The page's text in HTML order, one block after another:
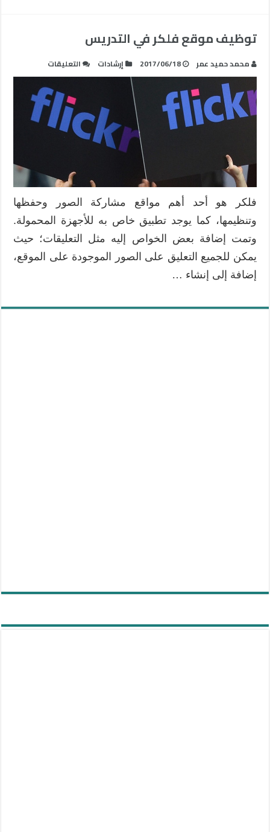
توظيف موقع فلكر في التدريس
محمد حميد عمر 2017/06/18 إرشادات التعليقات
توظيف
موقع
فلكر
في
فلكر هو أحد أهم مواقع مشاركة الصور وحفظها
وتنظيمها، كما يوجد تطبيق خاص به للأجهزة المحمولة.
وتمت إضافة بعض الخواص إليه مثل التعليقات؛ حيث
يمكن للجميع التعليق على الصور الموجودة على الموقع،
إضافة إلى إنشاء …